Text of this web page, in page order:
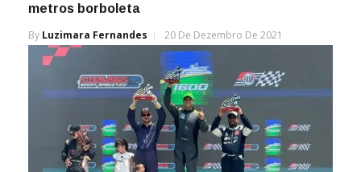
metros borboleta
By Luzimara Fernandes 20 De Dezembro De 2021